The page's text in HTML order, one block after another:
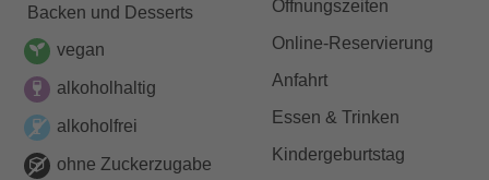
Backen und Desserts
vegan
alkoholhaltig
alkoholfrei
ohne Zuckerzugabe
Öffnungszeiten
Online-Reservierung
Anfahrt
Essen & Trinken
Kindergeburtstag